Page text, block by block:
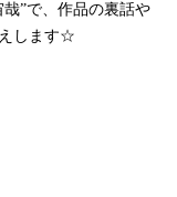
”で、作品の裏話や
します☆